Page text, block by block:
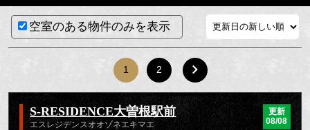
空室のある物件のみを表示
1 2
S-RESIDENCE大曽根駅前
エスレジデンスオオゾネエキマエ
更新
08/08